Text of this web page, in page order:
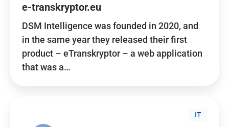
e-transkryptor.eu
DSM Intelligence was founded in 2020, and
in the same year they released their first
product – eTranskryptor – a web application
that was a…
IT